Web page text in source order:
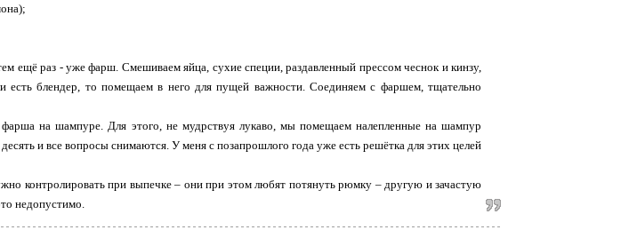
ещё раз - уже фарш. Смешиваем яйца, сухие специи, раздавленный прессом чеснок и кинзу,
есть блендер, то помещаем в него для пущей важности. Соединяем с фаршем, тщательно
на шампуре. Для этого, не мудрствуя лукаво, мы помещаем налепленные на шампур
и все вопросы снимаются. У меня с позапрошлого года уже есть решётка для этих целей
контролировать при выпечке – они при этом любят потянуть рюмку – другую и зачастую
недопустимо.